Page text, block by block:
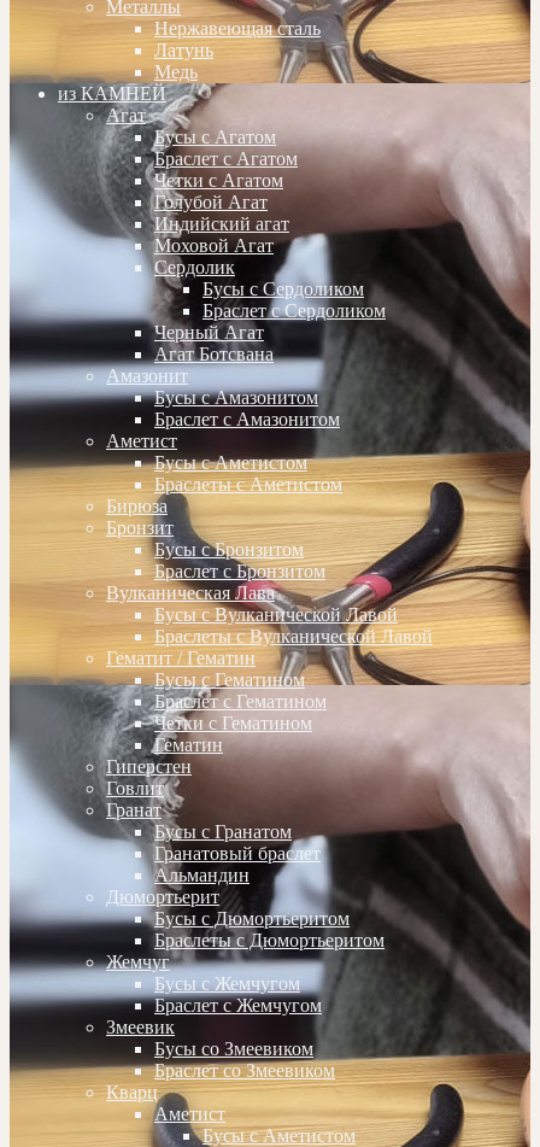
Металлы
Нержавеющая сталь
Латунь
Медь
из КАМНЕЙ
Агат
Бусы с Агатом
Браслет с Агатом
Четки с Агатом
Голубой Агат
Индийский агат
Моховой Агат
Сердолик
Бусы с Сердоликом
Браслет с Сердоликом
Черный Агат
Агат Ботсвана
Амазонит
Бусы с Амазонитом
Браслет с Амазонитом
Аметист
Бусы с Аметистом
Браслеты с Аметистом
Бирюза
Бронзит
Бусы с Бронзитом
Браслет с Бронзитом
Вулканическая Лава
Бусы с Вулканической Лавой
Браслеты с Вулканической Лавой
Гематит / Гематин
Бусы с Гематином
Браслет с Гематином
Четки с Гематином
Гематин
Гиперстен
Говлит
Гранат
Бусы с Гранатом
Гранатовый браслет
Альмандин
Дюмортьерит
Бусы с Дюмортьеритом
Браслеты с Дюмортьеритом
Жемчуг
Бусы с Жемчугом
Браслет с Жемчугом
Змеевик
Бусы со Змеевиком
Браслет со Змеевиком
Кварц
Аметист
Бусы с Аметистом